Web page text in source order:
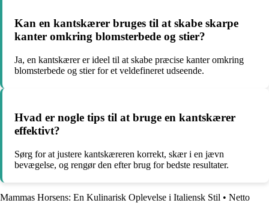
Kan en kantskærer bruges til at skabe skarpe
kanter omkring blomsterbede og stier?
Ja, en kantskærer er ideel til at skabe præcise kanter omkring
blomsterbede og stier for et veldefineret udseende.
Hvad er nogle tips til at bruge en kantskærer
effektivt?
Sørg for at justere kantskæreren korrekt, skær i en jævn
bevægelse, og rengør den efter brug for bedste resultater.
Mammas Horsens: En Kulinarisk Oplevelse i Italiensk Stil • Netto